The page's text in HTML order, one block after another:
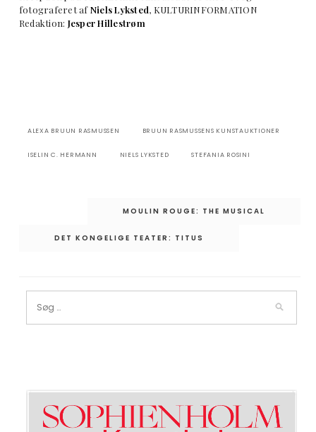
fotograferet afNiels Lyksted, KULTURINFORMATION
Redaktion: Jesper Hillestrøm
ALEXA BRUUN RASMUSSEN BRUUN RASMUSSENS KUNSTAUKTIONER
ISELIN C. HERMANN NIELS LYKSTED STEFANIA ROSINI
IndlægsnavigationMOULIN ROUGE: THE MUSICAL
DET KONGELIGE TEATER: TITUS